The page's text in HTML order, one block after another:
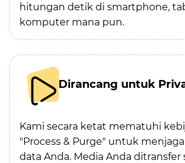
hitungan detik di smartphone,
komputer mana pun.
Dirancang untuk
Kami secara ketat mematuhi
"Process & Purge" untuk
data Anda. Media Anda ditransfer